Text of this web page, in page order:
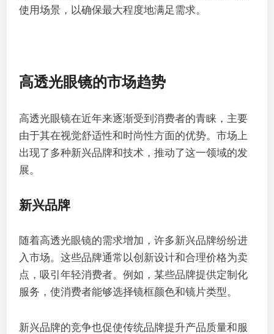
使用场景，以确保最大程度地满足需求。
高透光眼镜的市场趋势
高透光眼镜在近年来逐渐受到消费者的青睐，主要
由于其在视觉舒适性和时尚性方面的优势。市场上
出现了多种新兴品牌和技术，推动了这一领域的发
展。
新兴品牌
随着高透光眼镜的需求增加，许多新兴品牌纷纷进
入市场。这些品牌通常以创新设计和合理价格为卖
点，吸引年轻消费者。例如，某些品牌提供定制化
服务，使消费者能够选择镜框颜色和镜片类型。
新兴品牌的竞争也促使传统品牌提升产品质量和服